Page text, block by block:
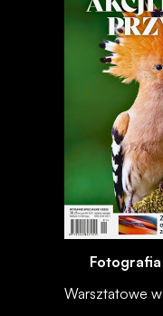
Warsztatowe